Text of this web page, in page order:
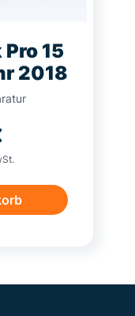
15
2018